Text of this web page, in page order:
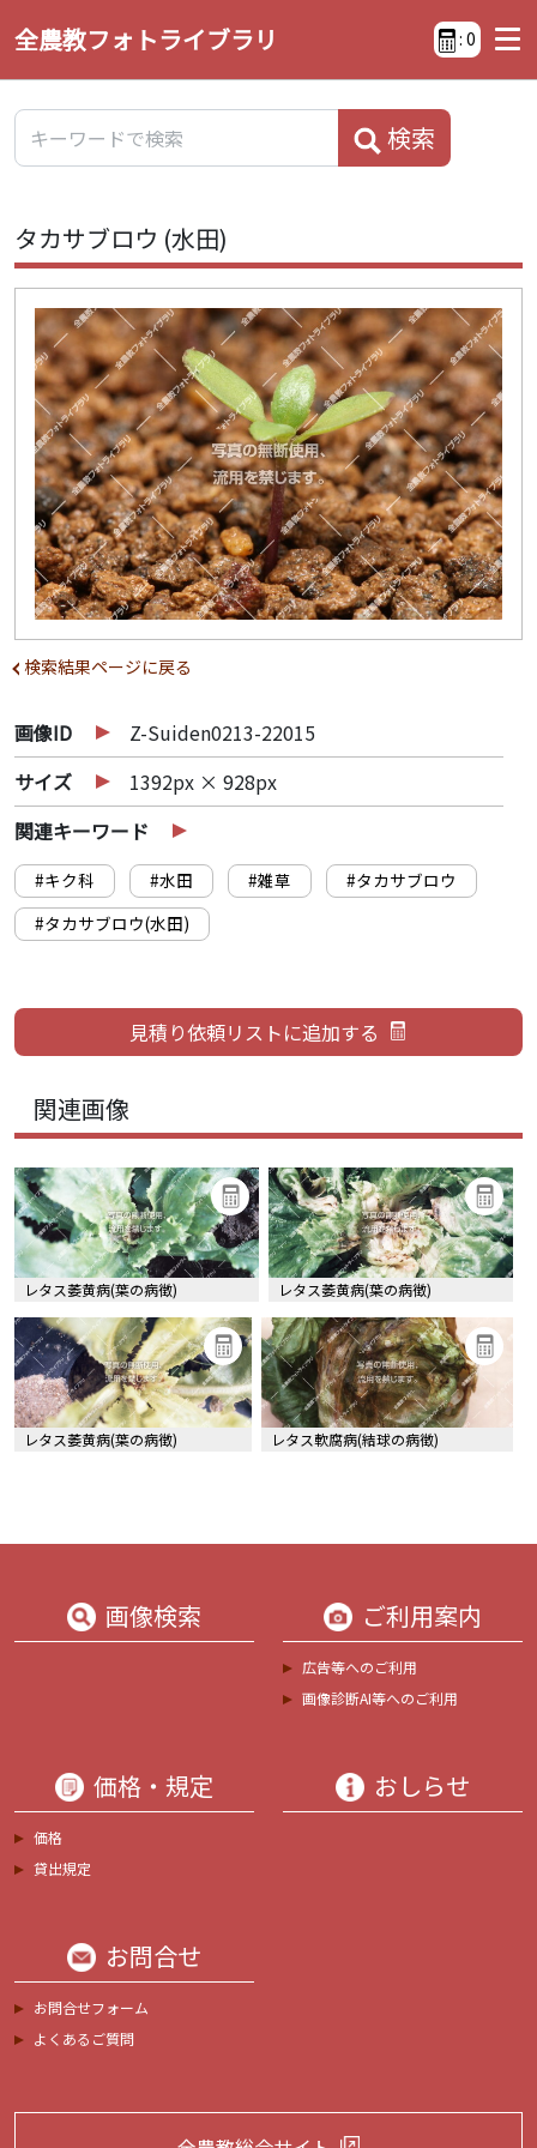
全農教フォトライブラリ : 0
検索
タカサブロウ (水田)
検索結果ページに戻る
画像ID
Z-Suiden0213-22015
サイズ
1392px × 928px
関連キーワード
#キク科 #水田 #雑草
#タカサブロウ
#タカサブロウ(水田)
関連画像
レタス萎黄病(葉の病徴) レタス萎黄病(葉の病徴)
レタス萎黄病(葉の病徴) レタス軟腐病(結球の病徴)
画像検索 ご利用案内
広告等へのご利用
画像診断AI等へのご利用
価格・規定
価格
貸出規定
おしらせ
お問合せ
お問合せフォーム
よくあるご質問